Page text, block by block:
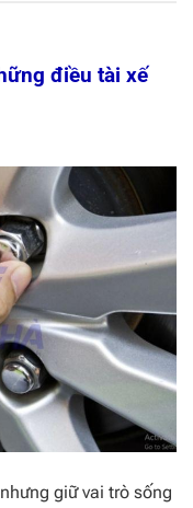
điều tài xế
giữ vai trò sống